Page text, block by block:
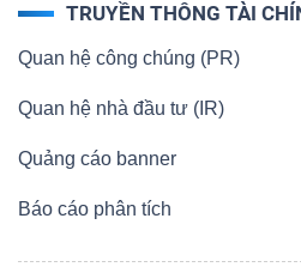
TRUYỀN THÔNG TÀI
Quan hệ công chúng (PR)
Quan hệ nhà đầu tư (IR)
Quảng cáo banner
Báo cáo phân tích